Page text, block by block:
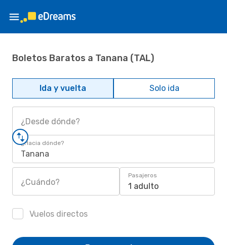
Boletos Baratos a Tanana (TAL)
Ida y vuelta Solo ida
¿Desde dónde?
¿Hacia dónde?
Tanana
¿Cuándo?
Pasajeros
1 adulto
Vuelos directos